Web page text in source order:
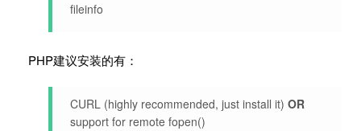
fileinfo
PHP建议安装的有：
CURL (highly recommended, just install it) OR
support for remote fopen()